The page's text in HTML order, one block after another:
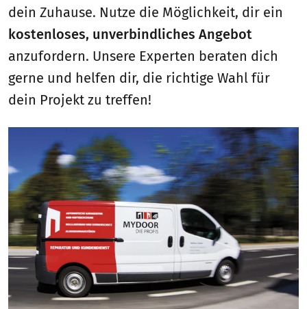
dein Zuhause. Nutze die Möglichkeit, dir ein
kostenloses, unverbindliches Angebot
anzufordern. Unsere Experten beraten dich
gerne und helfen dir, die richtige Wahl für
dein Projekt zu treffen!